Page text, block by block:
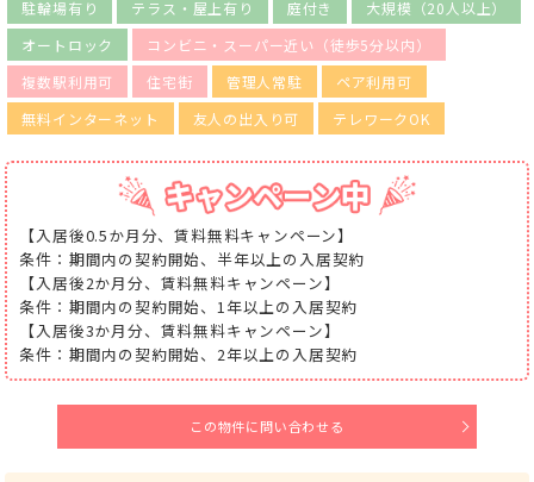
駐輪場有り
テラス・屋上有り 庭付き
大規模（20人以上）
オートロック
コンビニ・スーパー近い（徒歩5分以内）
複数駅利用可
住宅街 管理人常駐
ペア利用可
無料インターネット
友人の出入り可 テレワークOK
【入居後0.5か月分、賃料無料キャンペーン】
条件：期間内の契約開始、半年以上の入居契約
【入居後2か月分、賃料無料キャンペーン】
条件：期間内の契約開始、1年以上の入居契約
【入居後3か月分、賃料無料キャンペーン】
条件：期間内の契約開始、2年以上の入居契約
この物件に問い合わせる